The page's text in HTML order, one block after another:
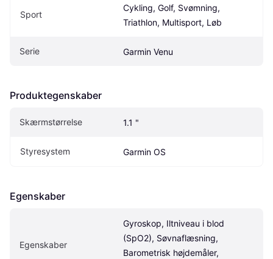
Sport
Cykling, Golf, Svømning,
Triathlon, Multisport, Løb
Serie Garmin Venu
Produktegenskaber
Skærmstørrelse 1.1 "
Styresystem Garmin OS
Egenskaber
Egenskaber
Gyroskop, Iltniveau i blod
(SpO2), Søvnaflæsning,
Barometrisk højdemåler,